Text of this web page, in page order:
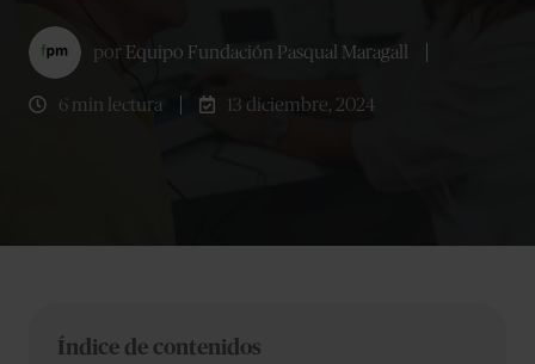
por Equipo Fundación Pasqual Maragall
6 min lectura 13 diciembre, 2024
Índice de contenidos